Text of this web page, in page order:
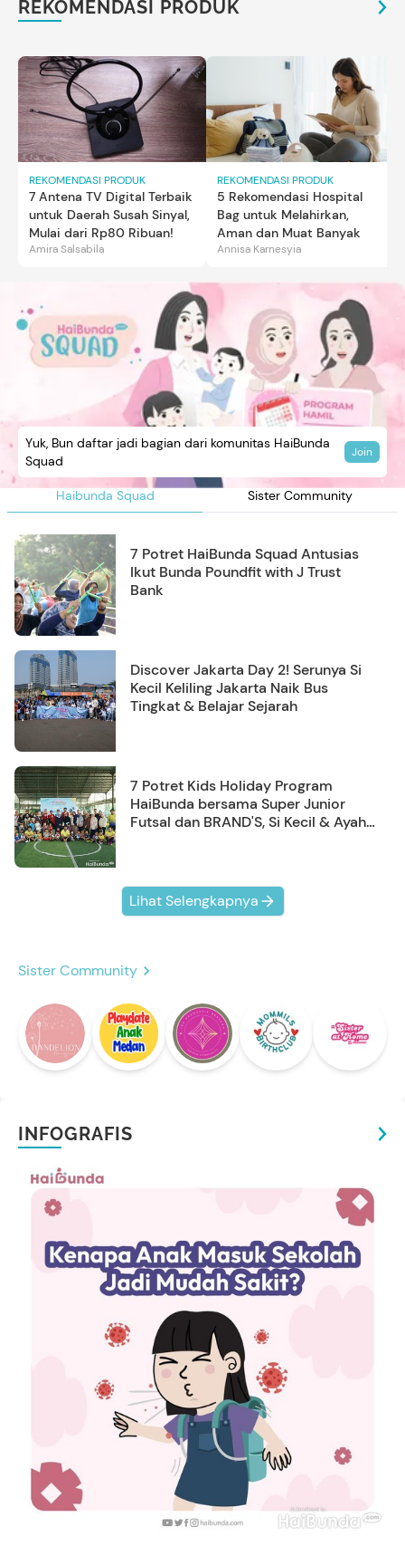
REKOMENDASI PRODUK
REKOMENDASI PRODUK
7 Antena TV Digital Terbaik
untuk Daerah Susah Sinyal,
Mulai dari Rp80 Ribuan!
Amira Salsabila
REKOMENDASI PRODUK
5 Rekomendasi Hospital
Bag untuk Melahirkan,
Aman dan Muat Banyak
Annisa Karnesyia
Haibunda Squad Sister Community
Yuk, Bun daftar jadi bagian dari komunitas HaiBunda
Squad
Join
7 Potret HaiBunda Squad Antusias
Ikut Bunda Poundfit with J Trust
Bank
Discover Jakarta Day 2! Serunya Si
Kecil Keliling Jakarta Naik Bus
Tingkat & Belajar Sejarah
7 Potret Kids Holiday Program
HaiBunda bersama Super Junior
Futsal dan BRAND'S, Si Kecil & Ayah
Lihat Selengkapnya
Sister Community
INFOGRAFIS